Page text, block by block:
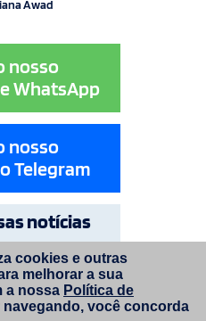
Awad
nosso
WhatsApp
nosso
Telegram
notícias
OK
cookies e outras
melhorar a sua
a nossa Política de
navegando, você concorda